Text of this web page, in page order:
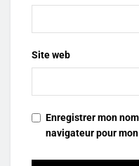
Site web
Enregistrer mon
navigateur pour